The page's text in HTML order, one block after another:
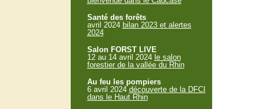
Santé des forêts
avril 2024 bilan 2023 et alertes
2024
Salon FORST LIVE
12 au 14 avril 2024 le salon
forestier de la vallée du Rhin
Au feu les pompiers
6 avril 2024 découverte de la DFCI
dans le Haut Rhin